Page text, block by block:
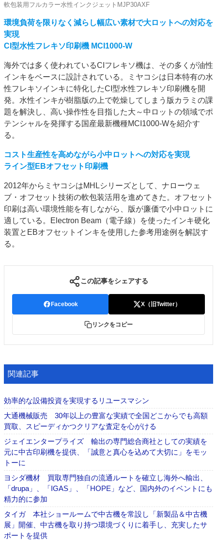
軟包装用フルカラー水性インクジェットMJP30AXF
環境負荷を限りなく減らし幅広い素材で大ロットへの対応を
実現
CI型水性フレキソ印刷機 MCI1000-W
海外では多く使われているCIフレキソ機は、その多くが油性
インキをベースに設計されている。ミヤコシは日本特有の水
性フレキソインキに特化したCI型水性フレキソ印刷機を開
発。水性インキが樹脂版の上で乾燥してしまう版カラミの課
題を解決し、高い操作性を目指した大～中ロットの領域でポ
テンシャルを発揮する国産最新機種MCI1000-Wを紹介す
る。
コスト生産性を高めながら小中ロットへの対応を実現
ライン型EBオフセット印刷機
2012年からミヤコシはMHLシリーズとして、ナローウェ
ブ・オフセット技術の軟包装活用を進めてきた。オフセット
印刷は高い環境性能を有しながら、版が廉価で小中ロットに
適している。Electron Beam（電子線）を使ったインキ硬化
装置とEBオフセットインキを使用した参考用途例を解説す
る。
この記事をシェアする
Facebook X（旧Twitter）
リンクをコピー
関連記事
効率的な設備投資を実現するリユースマシン
大通機械販売 30年以上の豊富な実績で全国どこからでも高額
買取、スピーディかつクリアな査定を心がける
ジェイエンタープライズ 輸出の専門総合商社としての実績を
元に中古印刷機を提供、「誠意と真心を込めて大切に」をモッ
トーに
ヨシダ機材 買取専門独自の流通ルートを確立し海外へ輸出、
「drupa」、「IGAS」、「HOPE」など、国内外のイベントにも
精力的に参加
タイガ 本社ショールームで中古機を常設し「新製品＆中古機
展」開催、中古機を取り持つ環境づくりに着手し、充実したサ
ポートを提供